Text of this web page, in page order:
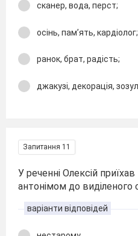
сканер, вода, перст;
осінь, пам’ять,
ранок, брат, радість;
джакузі, декорація,
Запитання 11
У реченні Олексій приїхав
антонімом до виділеного
варіанти відповідей